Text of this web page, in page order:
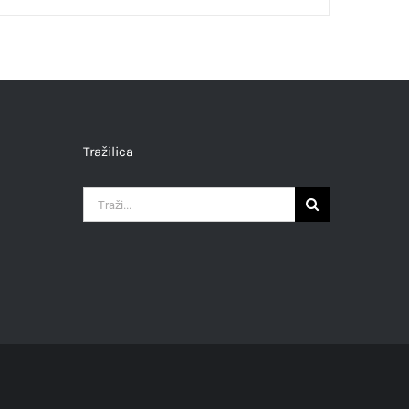
Tražilica
Traži...